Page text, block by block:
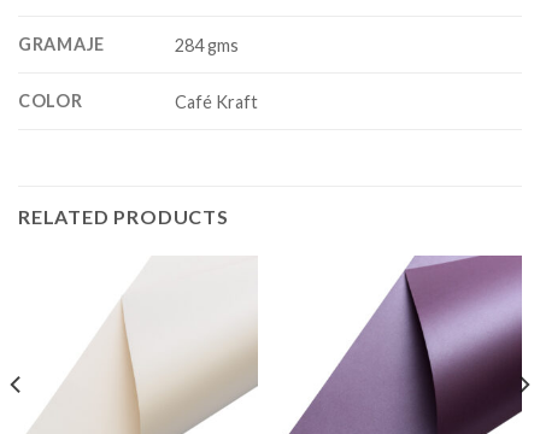
GRAMAJE 284 gms
COLOR Café Kraft
RELATED PRODUCTS